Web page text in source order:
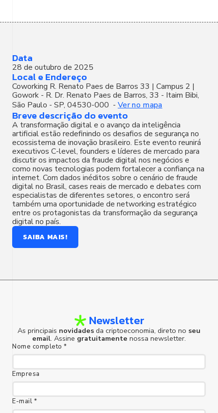
Data
28 de outubro de 2025
Local e Endereço
Coworking R. Renato Paes de Barros 33 | Campus 2 |
Gowork - R. Dr. Renato Paes de Barros, 33 - Itaim Bibi,
São Paulo - SP, 04530-000 - Ver no mapa
Breve descrição do evento
A transformação digital e o avanço da inteligência
artificial estão redefinindo os desafios de segurança no
ecossistema de inovação brasileiro. Este evento reunirá
executivos C-level, founders e líderes de mercado para
discutir os impactos da fraude digital nos negócios e
como novas tecnologias podem fortalecer a confiança na
internet. Com dados inéditos sobre o cenário de fraude
digital no Brasil, cases reais de mercado e debates com
especialistas de diferentes setores, o encontro será
também uma oportunidade de networking estratégico
entre os protagonistas da transformação da segurança
digital no país.
SAIBA MAIS!
Newsletter
As principais novidades da criptoeconomia, direto no seu
email. Assine gratuitamente nossa newsletter.
Nome completo *
Empresa
E-mail *